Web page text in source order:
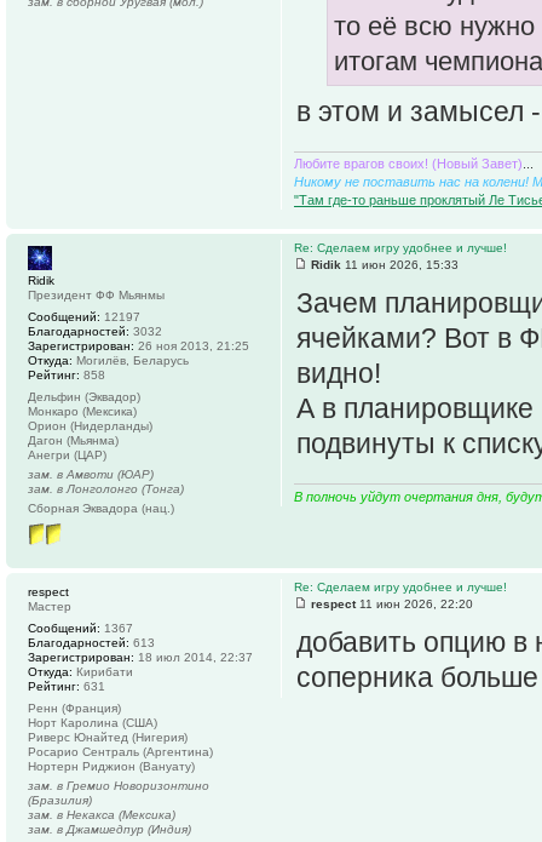
то её всю нужно
итогам
в этом и замысел
Любите врагов своих! (Новый Завет)
Никому не поставить нас на колени!
"Там где-то раньше проклятый Ле
Re: Сделаем игру удобнее и лучше!
Ridik 11 июн 2026, 15:33
Зачем
ячейками? Вот в
видно!
А в
подвинуты к
В полночь уйдут очертания дня,
Ridik
Президент ФФ Мьянмы
Сообщений: 12197
Благодарностей: 3032
Зарегистрирован: 26 ноя 2013, 21:25
Откуда: Могилёв, Беларусь
Рейтинг: 858
Дельфин (Эквадор)
Монкаро (Мексика)
Орион (Нидерланды)
Дагон (Мьянма)
Анегри (ЦАР)
зам. в Амвоти (ЮАР)
зам. в Лонголонго (Тонга)
Сборная Эквадора (нац.)
Re: Сделаем игру удобнее и лучше!
respect11 июн 2026, 22:20
добавить опцию в
соперника
respect
Мастер
Сообщений: 1367
Благодарностей: 613
Зарегистрирован: 18 июл 2014, 22:37
Откуда: Кирибати
Рейтинг: 631
Ренн (Франция)
Норт Каролина (США)
Риверс Юнайтед (Нигерия)
Росарио Сентраль (Аргентина)
Нортерн Риджион (Вануату)
зам. в Гремио Новоризонтино
(Бразилия)
зам. в Некакса (Мексика)
зам. в Джамшедпур (Индия)